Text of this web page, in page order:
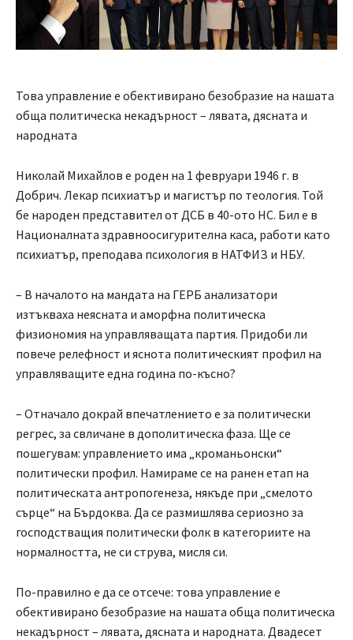
Това управление е обективирано безобразие на нашата
обща политическа некадърност – лявата, дясната и
народната
Николай Михайлов е роден на 1 февруари 1946 г. в
Добрич. Лекар психиатър и магистър по теология. Той
бе народен представител от ДСБ в 40-ото НС. Бил е в
Националната здравноосигурителна каса, работи като
психиатър, преподава психология в НАТФИЗ и НБУ.
– В началото на мандата на ГЕРБ анализатори
изтъкваха неясната и аморфна политическа
физиономия на управляващата партия. Придоби ли
повече релефност и яснота политическият профил на
управляващите една година по-късно?
– Отначало докрай впечатлението е за политически
регрес, за свличане в дополитическа фаза. Ще се
пошегувам: управлението има „кроманьонски“
политически профил. Намираме се на ранен етап на
политическата антропогенеза, някъде при „смелото
сърце“ на Бърдоква. Да се размишлява сериозно за
господстващия политически фолк в категориите на
нормалността, не си струва, мисля си.
По-правилно е да се отсече: това управление е
обективирано безобразие на нашата обща политическа
некадърност – лявата, дясната и народната. Двадесет